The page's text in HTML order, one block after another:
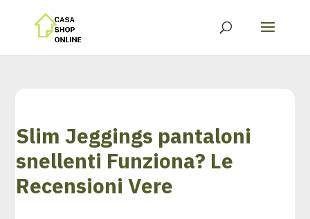
Slim Jeggings pantaloni
snellenti Funziona? Le
Recensioni Vere